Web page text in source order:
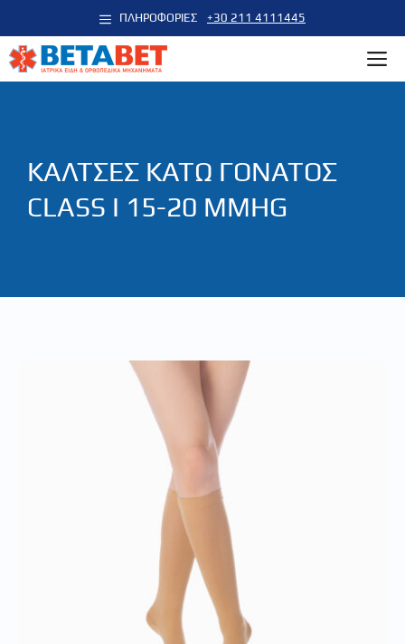
σε
περιεχόμενο
+30 211 4111445
ΠΛΗΡΟΦΟΡΙΕΣ
ΚΑΛΤΣΕΣ ΚΑΤΩ ΓΟΝΑΤΟΣ
CLASS I 15-20 MMHG